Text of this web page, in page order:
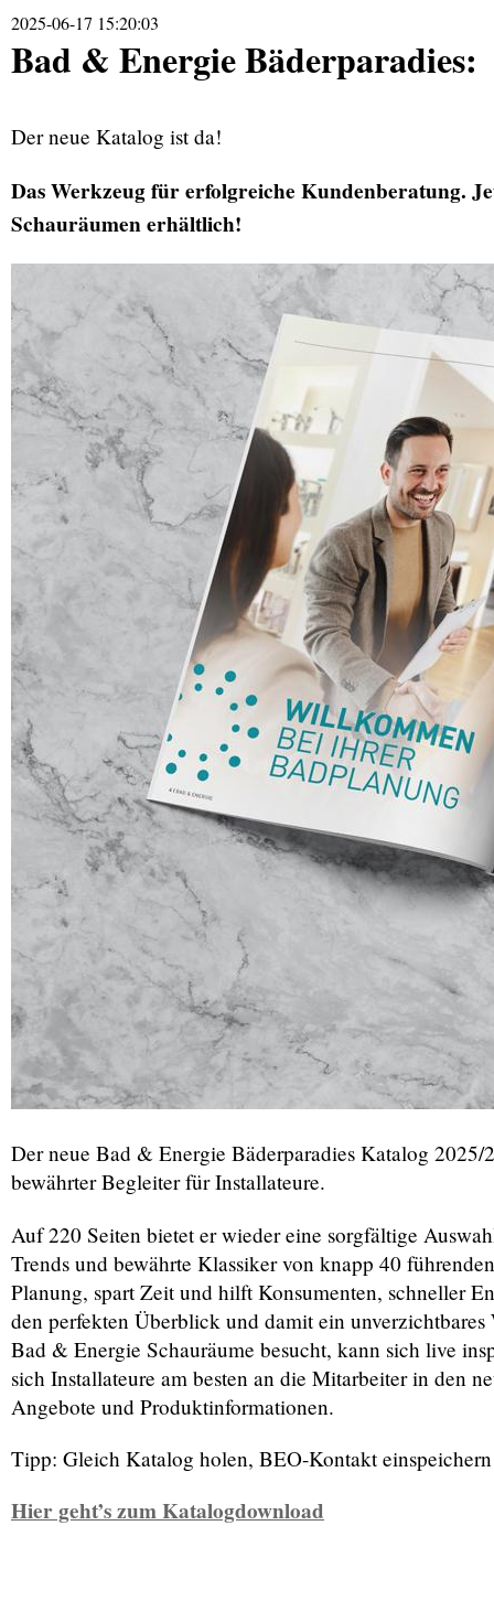
2025-06-17 15:20:03
Bad & Energie Bäderparadies:
Der neue Katalog ist da!
Das Werkzeug für erfolgreiche Kundenberatung.
Schauräumen erhältlich!
Der neue Bad & Energie Bäderparadies Katalog
bewährter Begleiter für Installateure.
Auf 220 Seiten bietet er wieder eine sorgfältige
Trends und bewährte Klassiker von knapp 40
Planung, spart Zeit und hilft Konsumenten, schneller
den perfekten Überblick und damit ein
Bad & Energie Schauräume besucht, kann sich live
sich Installateure am besten an die Mitarbeiter in den
Angebote und Produktinformationen.
Tipp: Gleich Katalog holen, BEO-Kontakt
Hier geht’s zum Katalogdownload